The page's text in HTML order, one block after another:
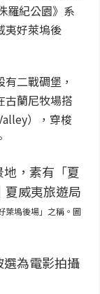
羅紀公園》系
夷好萊塢後
二戰碉堡，
古蘭尼牧場搭
），穿梭
萊塢後場」之稱。圖